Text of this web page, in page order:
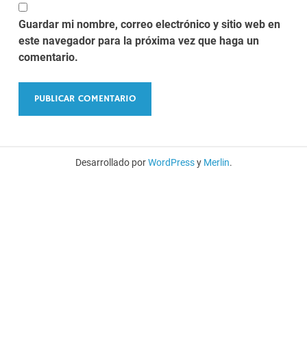
Guardar mi nombre, correo electrónico y sitio web en
este navegador para la próxima vez que haga un
comentario.
Desarrollado porWordPressy Merlin.